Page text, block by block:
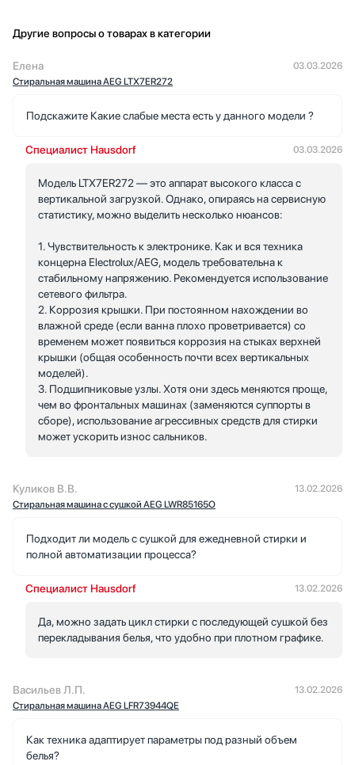
Другие вопросы о товарах в категории
Елена
Стиральная машина AEG LTX7ER272
03.03.2026
Подскажите Какие слабые места есть у данного модели ?
Специалист Hausdorf 03.03.2026
Модель LTX7ER272 — это аппарат высокого класса с
вертикальной загрузкой. Однако, опираясь на сервисную
статистику, можно выделить несколько нюансов:
1. Чувствительность к электронике. Как и вся техника
концерна Electrolux/AEG, модель требовательна к
стабильному напряжению. Рекомендуется использование
сетевого фильтра.
2. Коррозия крышки. При постоянном нахождении во
влажной среде (если ванна плохо проветривается) со
временем может появиться коррозия на стыках верхней
крышки (общая особенность почти всех вертикальных
моделей).
3. Подшипниковые узлы. Хотя они здесь меняются проще,
чем во фронтальных машинах (заменяются суппорты в
сборе), использование агрессивных средств для стирки
может ускорить износ сальников.
Куликов В.В.
Стиральная машина с сушкой AEG LWR85165O
13.02.2026
Подходит ли модель с сушкой для ежедневной стирки и
полной автоматизации процесса?
Специалист Hausdorf 13.02.2026
Да, можно задать цикл стирки с последующей сушкой без
перекладывания белья, что удобно при плотном графике.
Васильев Л.П.
Стиральная машина AEG LFR73944QE
13.02.2026
Как техника адаптирует параметры под разный объем
белья?